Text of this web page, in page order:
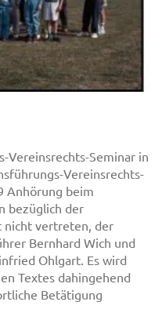
Vereinsrechts-Seminar in
Vereinsrechts-
Anhörung beim
bezüglich der
nicht vertreten, der
Bernhard Wich und
Ohlgart. Es wird
Textes dahingehend
Betätigung